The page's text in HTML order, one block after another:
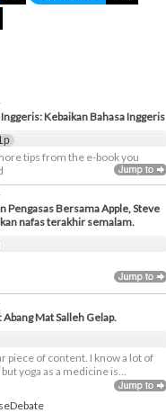
Kebaikan Bahasa Inggeris
tips from the e-book you
Pengasas Bersama Apple, Steve
nafas terakhir semalam.
Mat Salleh Gelap.
piece of content. I know a lot of
yoga as a medicine is...